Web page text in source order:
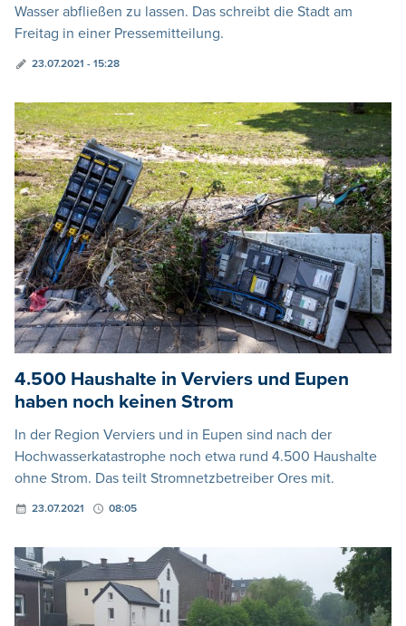
Wasser abfließen zu lassen. Das schreibt die Stadt am
Freitag in einer Pressemitteilung.
23.07.2021 - 15:28
4.500 Haushalte in Verviers und Eupen
haben noch keinen Strom
In der Region Verviers und in Eupen sind nach der
Hochwasserkatastrophe noch etwa rund 4.500 Haushalte
ohne Strom. Das teilt Stromnetzbetreiber Ores mit.
23.07.2021 08:05